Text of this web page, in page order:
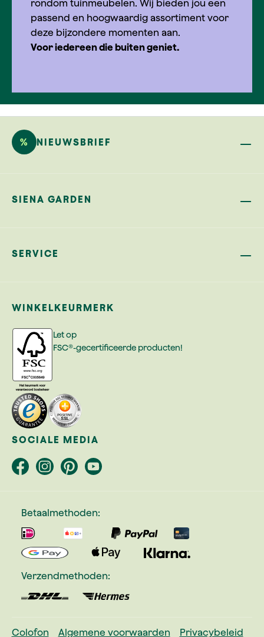
rondom tuinmeubelen. Wij bieden jou een
passend en hoogwaardig assortiment voor
deze bijzondere momenten aan.
Voor iedereen die buiten geniet.
% NIEUWSBRIEF
SIENA GARDEN
SERVICE
WINKELKEURMERK
Let op
FSC®-gecertificeerde producten!
SOCIALE MEDIA
Betaalmethoden:
Verzendmethoden:
Colofon Algemene voorwaarden Privacybeleid